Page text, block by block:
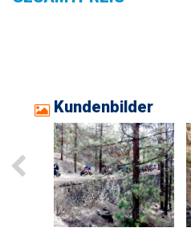
Kundenbilder